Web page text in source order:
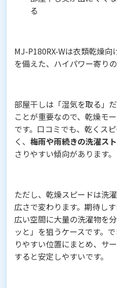
る
MJ-P180RX-Wは衣類乾燥向
を備えた、ハイパワー寄り
部屋干しは「湿気を取る」
ことが重要なので、乾燥モ
です。口コミでも、乾くス
く、 梅雨や雨続きの洗濯ス
さりやすい傾向があります。
ただし、乾燥スピードは洗
広さで変わります。期待し
広い空間に大量の洗濯物を
ッと」を狙うケースです。
りやすい位置にまとめ、サ
すると安定しやすいです。